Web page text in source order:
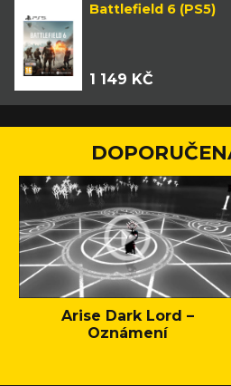
Battlefield 6 (PS5)
1 149 KČ
Arise Dark Lord –
Oznámení